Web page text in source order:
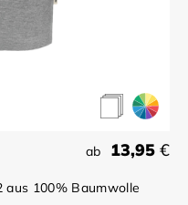
ab 13,95 €
aus 100% Baumwolle